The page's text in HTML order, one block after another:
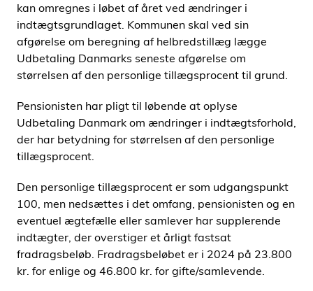
kan omregnes i løbet af året ved ændringer i
indtægtsgrundlaget. Kommunen skal ved sin
afgørelse om beregning af helbredstillæg lægge
Udbetaling Danmarks seneste afgørelse om
størrelsen af den personlige tillægsprocent til grund.
Pensionisten har pligt til løbende at oplyse
Udbetaling Danmark om ændringer i indtægtsforhold,
der har betydning for størrelsen af den personlige
tillægsprocent.
Den personlige tillægsprocent er som udgangspunkt
100, men nedsættes i det omfang, pensionisten og en
eventuel ægtefælle eller samlever har supplerende
indtægter, der overstiger et årligt fastsat
fradragsbeløb. Fradragsbeløbet er i 2024 på 23.800
kr. for enlige og 46.800 kr. for gifte/samlevende.